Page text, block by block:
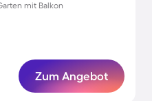
mit Balkon
Zum Angebot